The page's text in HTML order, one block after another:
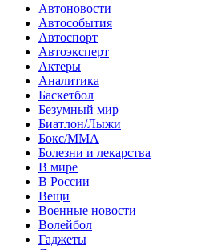
Автоновости
Автособытия
Автоспорт
Автоэксперт
Актеры
Аналитика
Баскетбол
Безумный мир
Биатлон/Лыжи
Бокс/MMA
Болезни и лекарства
В мире
В России
Вещи
Военные новости
Волейбол
Гаджеты